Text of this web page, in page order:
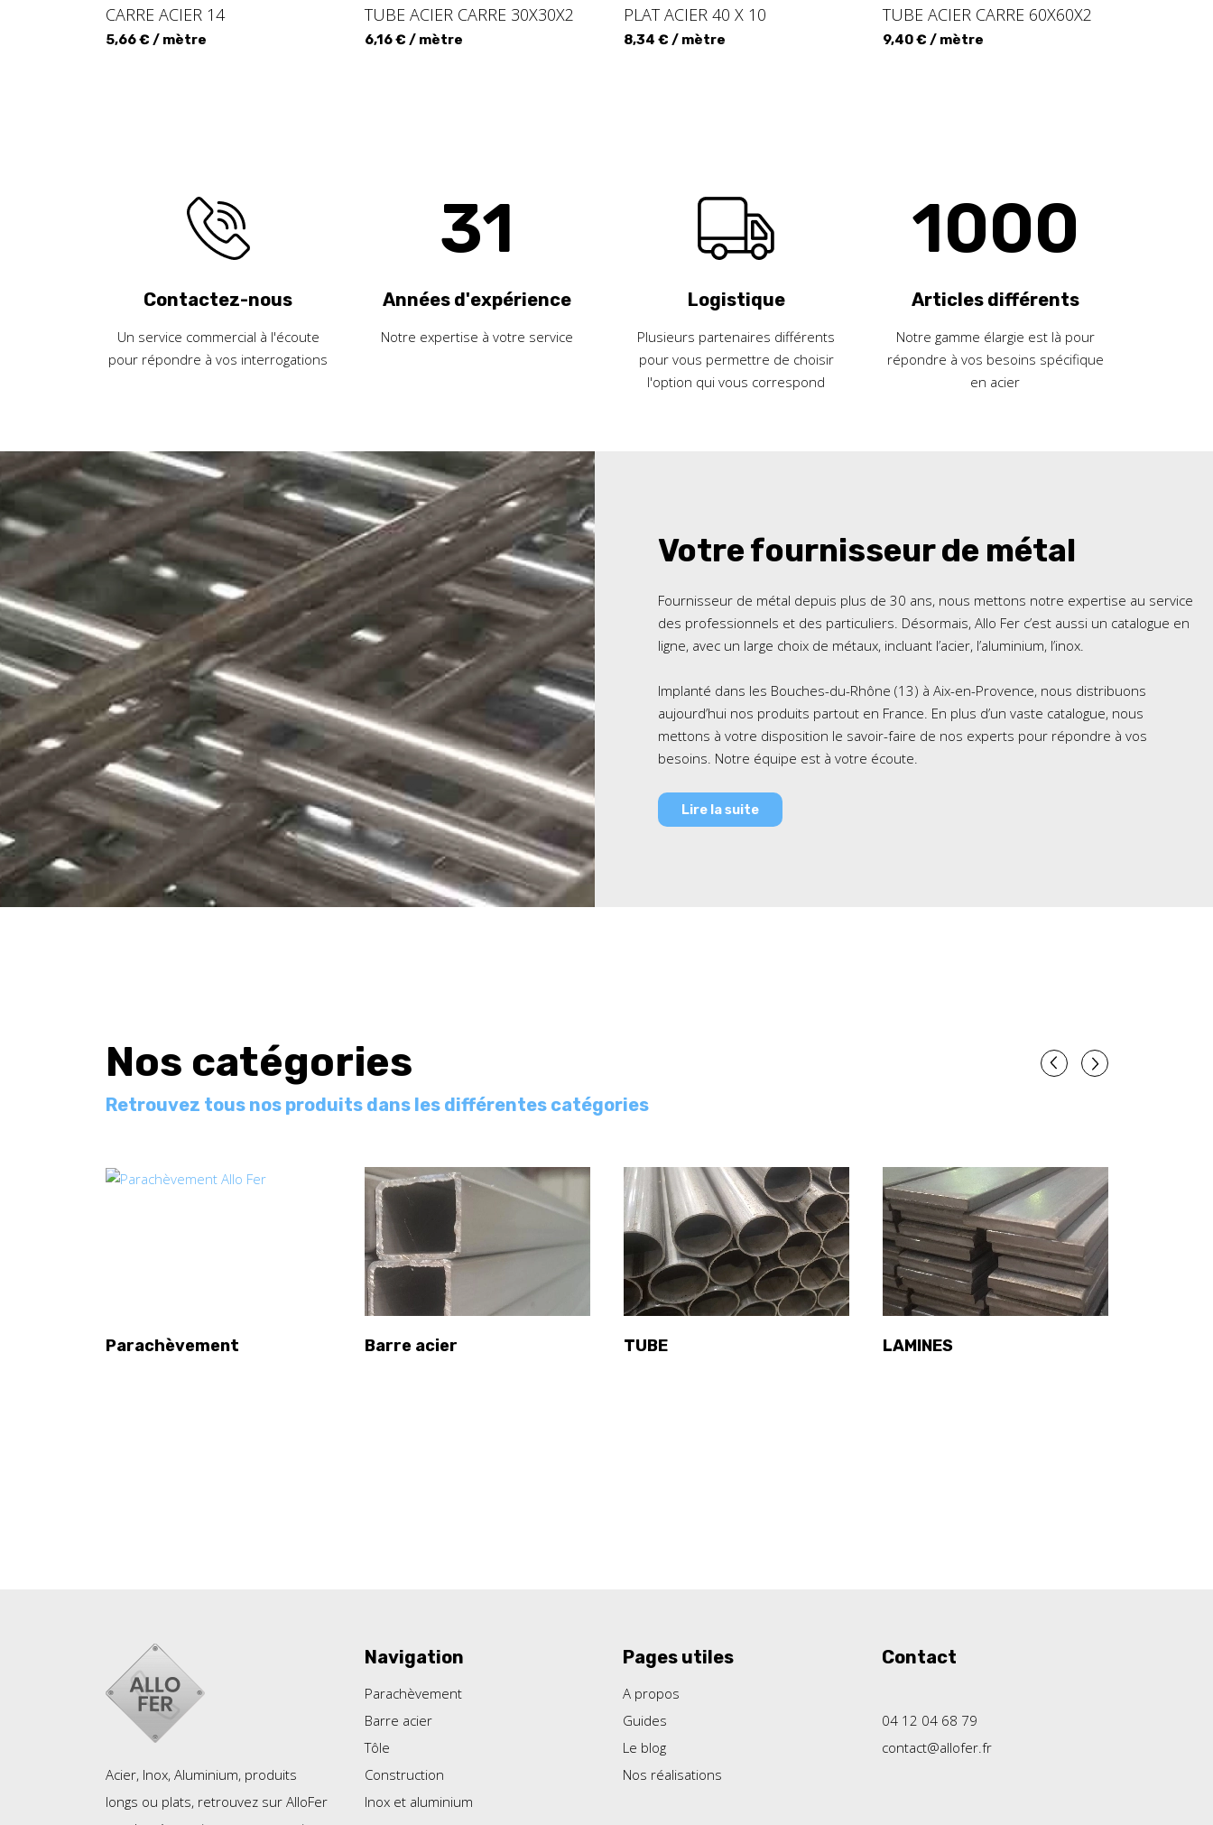
CARRE ACIER 14
5,66 € / mètre
TUBE ACIER CARRE 30X30X2
6,16 € / mètre
PLAT ACIER 40 X 10
8,34 € / mètre
TUBE ACIER CARRE 60X60X2
9,40 € / mètre
Contactez-nous
Un service commercial à l'écoute
pour répondre à vos interrogations
31
Années d'expérience
Notre expertise à votre service
Logistique
Plusieurs partenaires différents
pour vous permettre de choisir
l'option qui vous correspond
1000
Articles différents
Notre gamme élargie est là pour
répondre à vos besoins spécifique
en acier
Votre fournisseur de métal
Fournisseur de métal depuis plus de 30 ans, nous mettons notre expertise au service
des professionnels et des particuliers. Désormais, Allo Fer c’est aussi un catalogue en
ligne, avec un large choix de métaux, incluant l’acier, l’aluminium, l’inox.
Implanté dans les Bouches-du-Rhône (13) à Aix-en-Provence, nous distribuons
aujourd’hui nos produits partout en France. En plus d’un vaste catalogue, nous
mettons à votre disposition le savoir-faire de nos experts pour répondre à vos
besoins. Notre équipe est à votre écoute.
Lire la suite
Nos catégories
Retrouvez tous nos produits dans les différentes catégories
Parachèvement Barre acier TUBE LAMINES
Acier, Inox, Aluminium, produits
longs ou plats, retrouvez sur AlloFer
Navigation
Parachèvement
Barre acier
Tôle
Construction
Inox et aluminium
Pages utiles
A propos
Guides
Le blog
Nos réalisations
Contact
04 12 04 68 79
contact@allofer.fr